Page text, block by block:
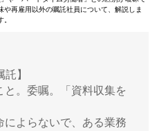
再雇用以外の嘱託社員について、解説しま
。
】
と。委嘱。「資料収集を
によらないで、ある業務